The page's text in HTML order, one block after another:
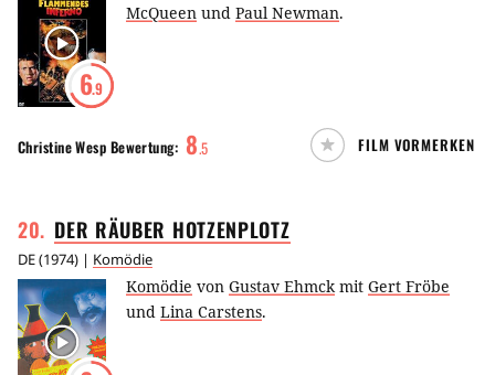
6.9
McQueen und Paul Newman.
Christine Wesp Bewertung: 8.5 FILM VORMERKEN
20. DER RÄUBER HOTZENPLOTZ
DE(1974) | Komödie
Komödie von Gustav Ehmck mit Gert Fröbe
und Lina Carstens.